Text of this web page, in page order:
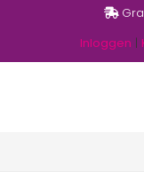
Inloggen |